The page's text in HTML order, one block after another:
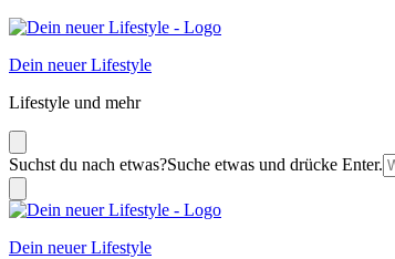
Dein neuer Lifestyle
Lifestyle und mehr
Suchst du nach etwas?Suche etwas und drücke Enter.
Dein neuer Lifestyle